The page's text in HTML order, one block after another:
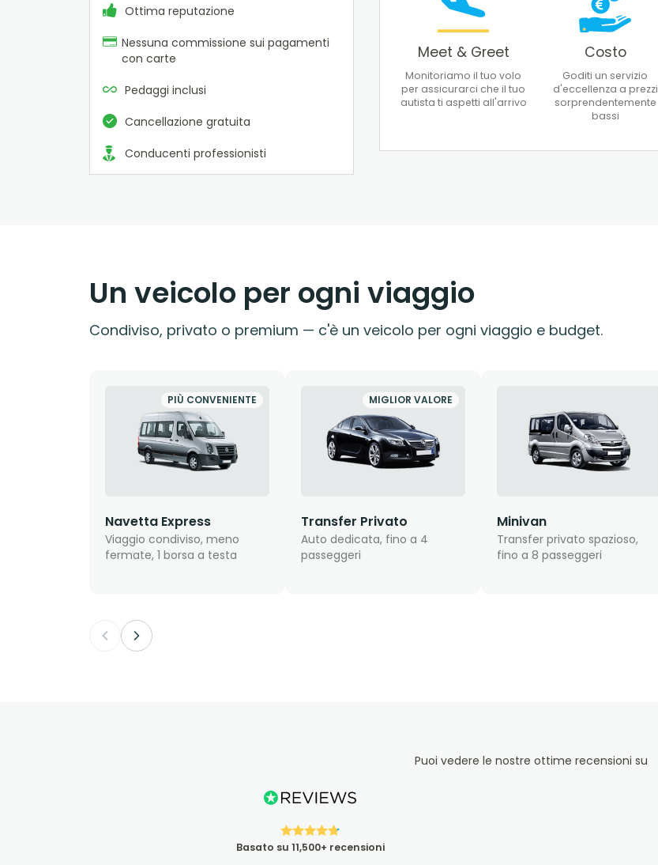
Ottima reputazione
Nessuna commissione sui pagamenti
con carte
Pedaggi inclusi
Cancellazione gratuita
Conducenti professionisti
Meet & Greet
Monitoriamo il tuo volo
per assicurarci che il tuo
autista ti aspetti all'arrivo
Costo
Goditi un servizio
d'eccellenza a prezzi
sorprendentemente
bassi
Un veicolo per ogni viaggio
Condiviso, privato o premium — c'è un veicolo per ogni viaggio e budget.
PIÙ CONVENIENTE
Navetta Express
Viaggio condiviso, meno
fermate, 1 borsa a testa
MIGLIOR VALORE
Transfer Privato
Auto dedicata, fino a 4
passeggeri
Minivan
Transfer privato spazioso,
fino a 8 passeggeri
Puoi vedere le nostre ottime recensioni su
Basato su 11,500+ recensioni